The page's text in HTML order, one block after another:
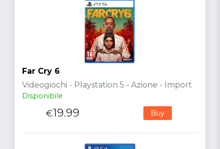
Far Cry 6
Videogiochi - Playstation 5 - Azione - Import
Disponibile
€19.99 Buy